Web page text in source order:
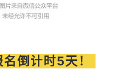
倒计时5天！